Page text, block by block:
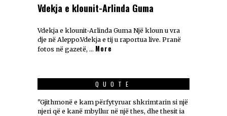
Vdekja e klounit-Arlinda Guma
Vdekja e klounit-Arlinda Guma Një kloun u vra
dje në Aleppo.Vdekja e tij u raportua live. Pranë
fotos në gazetë, … More
QUOTE
"Gjithmonë e kam përfytyruar shkrimtarin si një
njeri që e kanë mbyllur në një thes, dhe thesit ia